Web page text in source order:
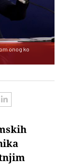
onog ko